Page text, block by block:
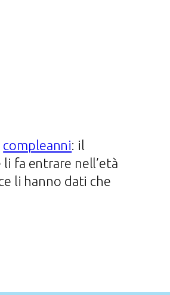
compleanni: il
fa entrare nell’età
ce li hanno dati che